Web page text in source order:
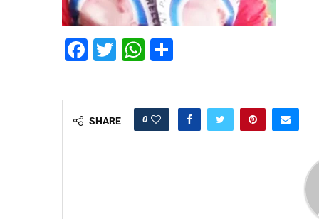
Facebook
TwitterWhatsApp
SHARE 0